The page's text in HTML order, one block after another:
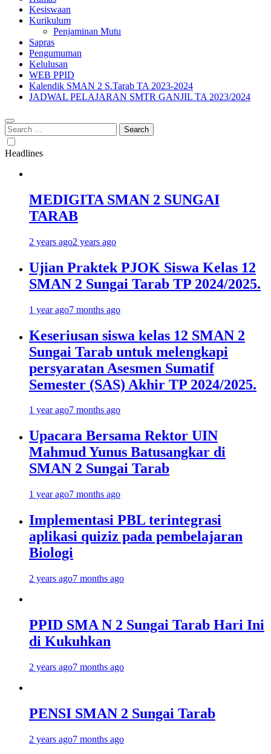
Kesiswaan
Kurikulum
Penjaminan Mutu
Sapras
Pengumuman
Kelulusan
WEB PPID
Kalendik SMAN 2 S.Tarab TA 2023-2024
JADWAL PELAJARAN SMTR GANJIL TA 2023/2024
Search
for:
Headlines
MEDIGITA SMAN 2 SUNGAI
TARAB
2 years ago2 years ago
Ujian Praktek PJOK Siswa Kelas 12
SMAN 2 Sungai Tarab TP 2024/2025.
1 year ago7 months ago
Keseriusan siswa kelas 12 SMAN 2
Sungai Tarab untuk melengkapi
persyaratan Asesmen Sumatif
Semester (SAS) Akhir TP 2024/2025.
1 year ago7 months ago
Upacara Bersama Rektor UIN
Mahmud Yunus Batusangkar di
SMAN 2 Sungai Tarab
1 year ago7 months ago
Implementasi PBL terintegrasi
aplikasi quiziz pada pembelajaran
Biologi
2 years ago7 months ago
PPID SMA N 2 Sungai Tarab Hari Ini
di Kukuhkan
2 years ago7 months ago
PENSI SMAN 2 Sungai Tarab
2 years ago7 months ago